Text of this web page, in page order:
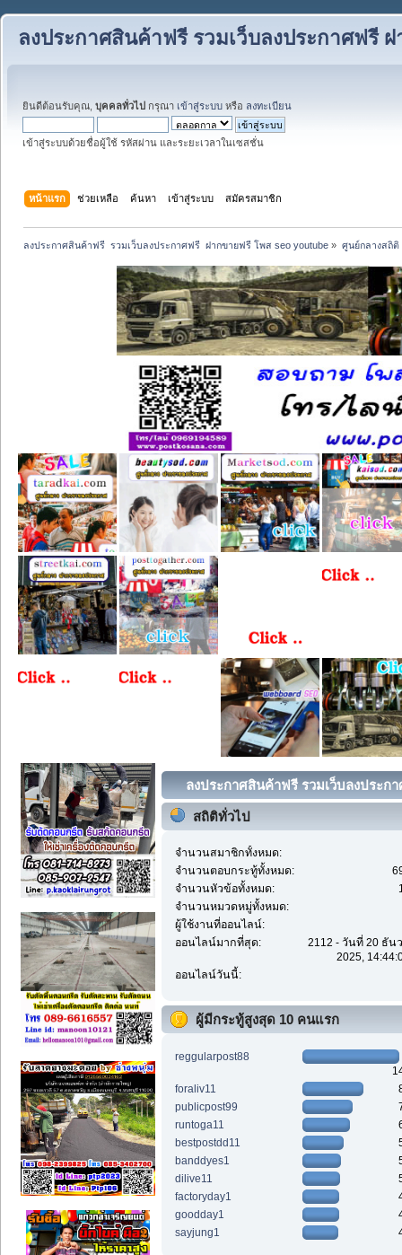
ลงประกาศสินค้าฟรี รวมเว็บลงประกาศฟรี
ยินดีต้อนรับคุณ, บุคคลทั่วไป กรุณา เข้าสู่ระบบ หรือ ลงทะเบียน
เข้าสู่ระบบด้วยชื่อผู้ใช้ รหัสผ่าน และระยะเวลาในเซสชั่น
หน้าแรก ช่วยเหลือ ค้นหา เข้าสู่ระบบ สมัครสมาชิก
ลงประกาศสินค้าฟรี  รวมเว็บลงประกาศฟรี  ฝากขายฟรี โพส seo youtube » ศูนย์กลางสถิติ
ลงประกาศสินค้าฟรี รวมเว็บลงประ
สถิติทั่วไป
จำนวนสมาชิกทั้งหมด:
จำนวนตอบกระทู้ทั้งหมด:
จำนวนหัวข้อทั้งหมด:
จำนวนหมวดหมู่ทั้งหมด:
ผู้ใช้งานที่ออนไลน์:
ออนไลน์มากที่สุด:
2112 - วันที่ 20 ธัน
2025,
ออนไลน์วันนี้:
ผู้มีกระทู้สูงสุด 10 คนแรก
reggularpost88
foraliv11
publicpost99
runtoga11
bestpostdd11
banddyes1
dilive11
factoryday1
goodday1
sayjung1